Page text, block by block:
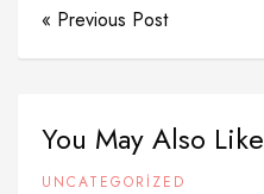
« Previous Post
You May Also Like
UNCATEGORIZED